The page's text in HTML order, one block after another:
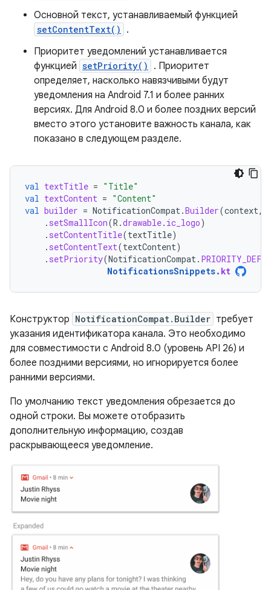
Основной текст, устанавливаемый функцией
setContentText()
.
Приоритет уведомлений устанавливается
функцией setPriority()
. Приоритет
определяет, насколько навязчивыми будут
уведомления на Android 7.1 и более ранних
версиях. Для Android 8.0 и более поздних версий
вместо этого установите важность канала, как
показано в следующем разделе.
val textTitle = "Title"
val textContent = "Content"
val builder = NotificationCompat .Builder(context,
. setSmallIcon(R .drawable. ic_logo)
. setContentTitle(textTitle)
. setContentText(textContent)
. setPriority(NotificationCompat .
NotificationsSnippets. kt
Конструктор NotificationCompat.Builder требует
указания идентификатора канала. Это необходимо
для совместимости с Android 8.0 (уровень API 26) и
более поздними версиями, но игнорируется более
ранними версиями.
По умолчанию текст уведомления обрезается до
одной строки. Вы можете отобразить
дополнительную информацию, создав
раскрывающееся уведомление.